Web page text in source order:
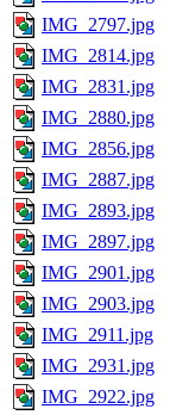
IMG_2797.jpg
IMG_2814.jpg
IMG_2831.jpg
IMG_2880.jpg
IMG_2856.jpg
IMG_2887.jpg
IMG_2893.jpg
IMG_2897.jpg
IMG_2901.jpg
IMG_2903.jpg
IMG_2911.jpg
IMG_2931.jpg
IMG_2922.jpg